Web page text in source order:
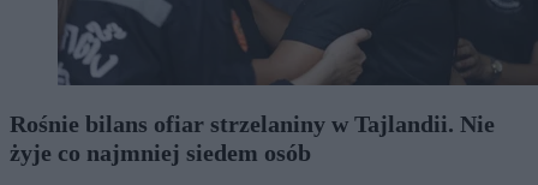
Rośnie bilans ofiar strzelaniny w Tajlandii. Nie
żyje co najmniej siedem osób